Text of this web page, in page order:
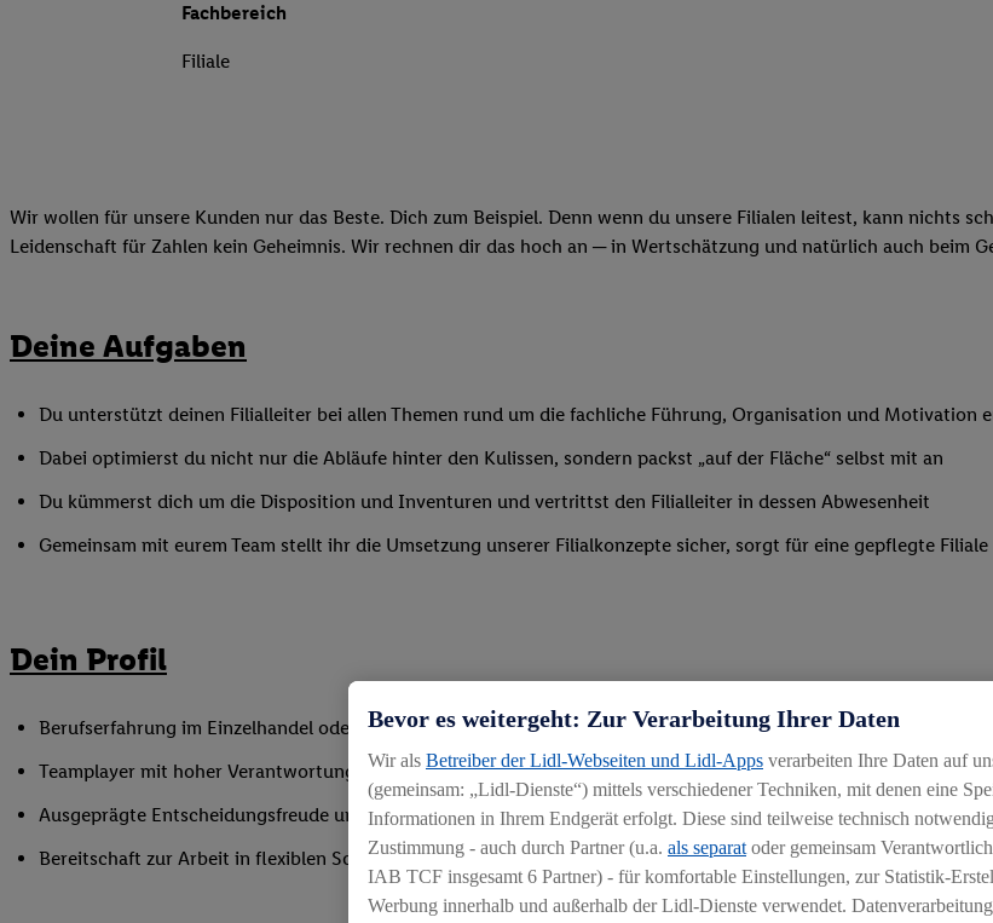
Fachbereich
Filiale
Wir wollen für unsere Kunden nur das Beste. Dich zum Beispiel. Denn wenn du unsere Filialen leitest, kann nichts
Leidenschaft für Zahlen kein Geheimnis. Wir rechnen dir das hoch an ─ in Wertschätzung und natürlich auch beim
Deine Aufgaben
Du unterstützt deinen Filialleiter bei allen Themen rund um die fachliche Führung, Organisation und Motivation
Dabei optimierst du nicht nur die Abläufe hinter den Kulissen, sondern packst „auf der Fläche“ selbst mit an
Du kümmerst dich um die Disposition und Inventuren und vertrittst den Filialleiter in dessen Abwesenheit
Gemeinsam mit eurem Team stellt ihr die Umsetzung unserer Filialkonzepte sicher, sorgt für eine gepflegte
Dein Profil
Berufserfahrung im Einzelhandel oder einer vergleichbaren Branche mit erster Führungserfahrung in einer
Teamplayer mit hoher Verantwortungsbereitschaft und der Fähigkeit, Mitarbeiter zu begeistern und zu
Ausgeprägte Entscheidungsfreude und Ergebnisorientierung
Bereitschaft zur Arbeit in flexiblen Schichtmodellen
Bevor es weitergeht: Zur Verarbeitung Ihrer Daten
Wir als Betreiber der Lidl-Webseiten und Lidl-Apps verarbeiten Ihre Daten auf
(gemeinsam: „Lidl-Dienste“) mittels verschiedener Techniken, mit denen eine
Informationen in Ihrem Endgerät erfolgt. Diese sind teilweise technisch
Zustimmung - auch durch Partner (u.a. als separat oder gemeinsam
IAB TCF insgesamt 6 Partner) - für komfortable Einstellungen, zur Statistik-
Werbung innerhalb und außerhalb der Lidl-Dienste verwendet.